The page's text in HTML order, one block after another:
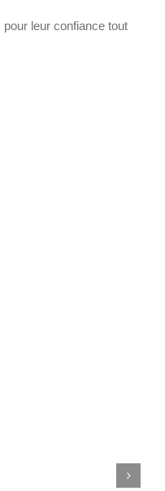
leur confiance tout